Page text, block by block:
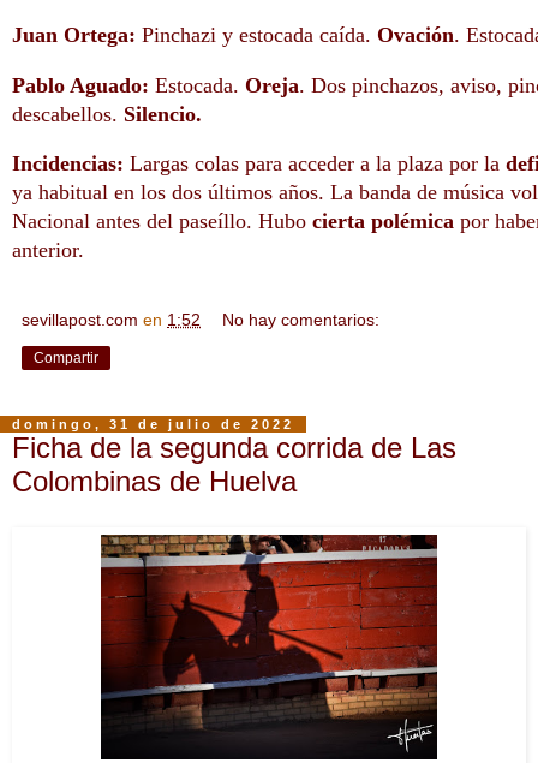
Juan Ortega: Pinchazi y estocada caída. Ovación.
Pablo Aguado: Estocada. Oreja. Dos pinchazos, aviso,
descabellos. Silencio.
Incidencias: Largas colas para acceder a la plaza por la
ya habitual en los dos últimos años. La banda de música
Nacional antes del paseíllo. Hubo cierta polémica por
anterior.
sevillapost.com en 1:52 No hay comentarios:
Compartir
domingo, 31 de julio de 2022
Ficha de la segunda corrida de Las
Colombinas de Huelva